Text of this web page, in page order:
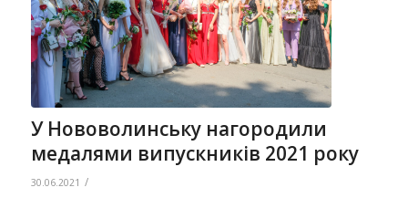
У Нововолинську нагородили
медалями випускників 2021 року
30.06.2021 /